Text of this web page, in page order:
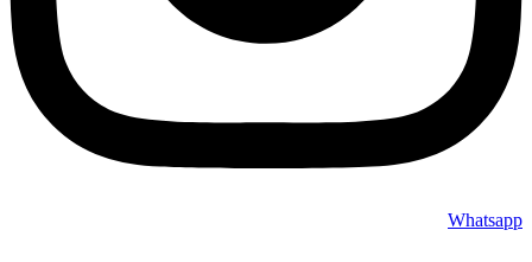
Whatsapp